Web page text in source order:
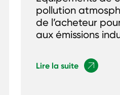
pollution
de l’acheteur
aux émissions
Lire la suite 